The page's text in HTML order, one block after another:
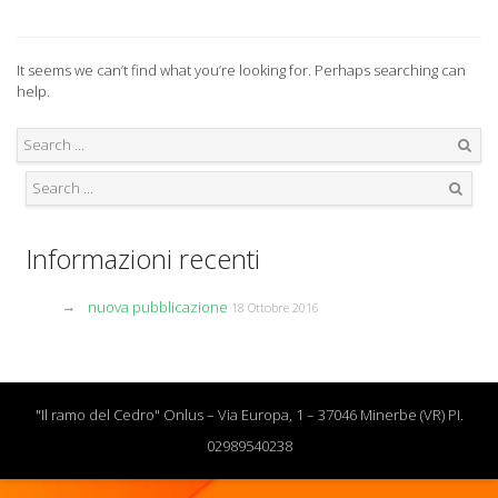
It seems we can’t find what you’re looking for. Perhaps searching can
help.
Informazioni recenti
nuova pubblicazione 18 Ottobre 2016
"Il ramo del Cedro" Onlus – Via Europa, 1 – 37046 Minerbe (VR) PI.
02989540238